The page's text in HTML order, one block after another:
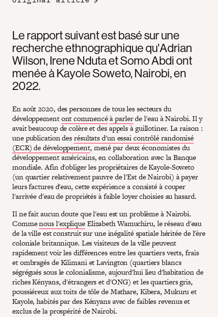
Le rapport suivant est basé sur une
recherche ethnographique qu'Adrian
Wilson, Irene Nduta et Somo Abdi ont
menée à Kayole Soweto, Nairobi, en
2022.
En août 2020, des personnes de tous les secteurs du
développementont commencéà parlerde l'eau à Nairobi. Il y
avait beaucoup de colère et des appels à guillotiner. La raison :
une publication desrésultats d'un essai contrôlé randomisé
(ECR) de développement, mené par deux économistes du
développement américains, en collaboration avec la Banque
mondiale. Afin d'obliger les propriétaires de Kayole-Soweto
(un quartier relativement pauvre de l'Est de Nairobi) à payer
leurs factures d'eau, cette expérience a consisté à couper
l'arrivée d'eau de propriétés à faible loyer choisies au hasard.
Il ne fait aucun doute que l'eau est un problème à Nairobi.
Commenous l'expliqueElizabeth Wamuchiru, le réseau d'eau
de la ville est construit sur une inégalité spatiale héritée de l'ère
coloniale britannique. Les visiteurs de la ville peuvent
rapidement voir les différences entre les quartiers verts, frais
et ombragés de Kilimani et Lavington (quartiers blancs
ségrégués sous le colonialisme, aujourd'hui lieu d'habitation de
riches Kényans, d'étrangers et d'ONG) et les quartiers gris,
poussiéreux aux toits de tôle de Mathare, Kibera, Mukuru et
Kayole, habités par des Kényans avec de faibles revenus et
exclus de la prospérité de Nairobi.